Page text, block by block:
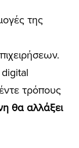
της
τρόπους
θα αλλάξει